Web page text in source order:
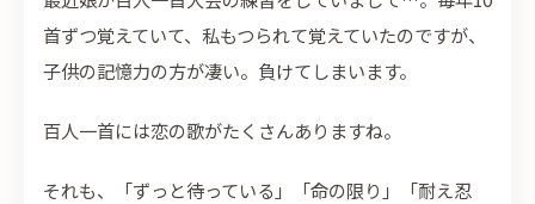
首ずつ覚えていて、私もつられて覚えていたのですが、
子供の記憶力の方が凄い。負けてしまいます。
百人一首には恋の歌がたくさんありますね。
それも、「ずっと待っている」「命の限り」「耐え忍